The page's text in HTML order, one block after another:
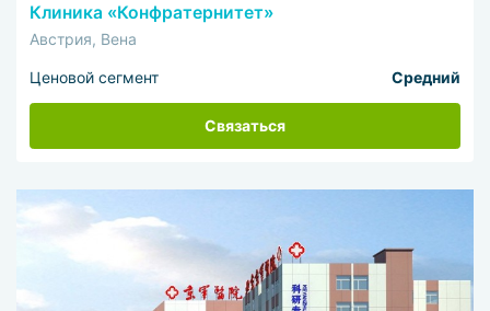
Клиника «Конфратернитет»
Австрия, Вена
Ценовой сегмент Средний
Связаться